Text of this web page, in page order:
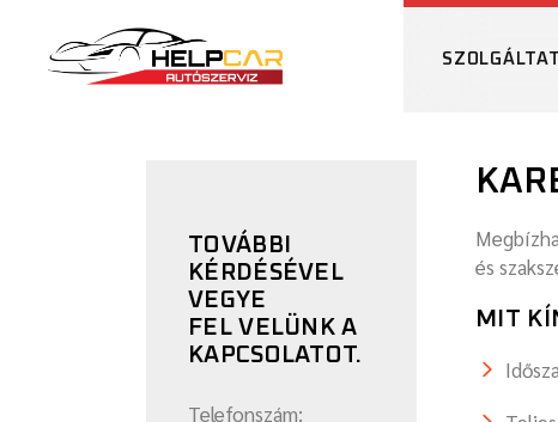
TOVÁBBI
KÉRDÉSÉVEL
VEGYE
FEL VELÜNK A
KAPCSOLATOT.
Telefonszám:
és
MIT